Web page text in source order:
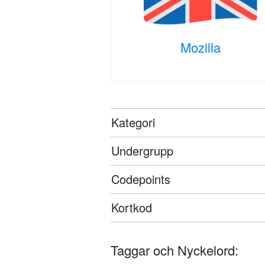
Mozilla
Kategori
Undergrupp
Codepoints
Kortkod
Taggar och Nyckelord: